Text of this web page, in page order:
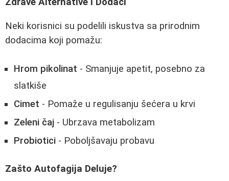
Neki korisnici su podelili iskustva sa prirodnim
dodacima koji pomažu:
Hrom pikolinat - Smanjuje apetit, posebno za
slatkiše
Cimet - Pomaže u regulisanju šećera u krvi
Zeleni čaj - Ubrzava metabolizam
Probiotici - Poboljšavaju probavu
Zašto Autofagija Deluje?